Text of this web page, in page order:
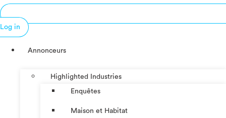
Log in
Annonceurs
Highlighted Industries
Enquêtes
Maison et Habitat